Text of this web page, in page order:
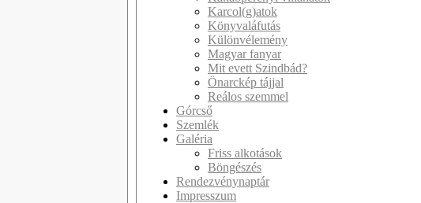
Karcol(g)atok
Könyvaláfutás
Különvélemény
Magyar fanyar
Mit evett Szindbád?
Önarckép tájjal
Reálos szemmel
Górcső
Szemlék
Galéria
Friss alkotások
Böngészés
Rendezvénynaptár
Impresszum